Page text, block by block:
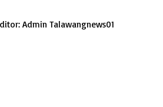
Admin Talawangnews01